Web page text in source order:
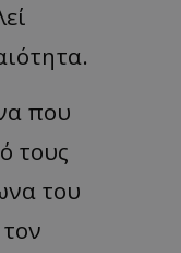
που
τους
του